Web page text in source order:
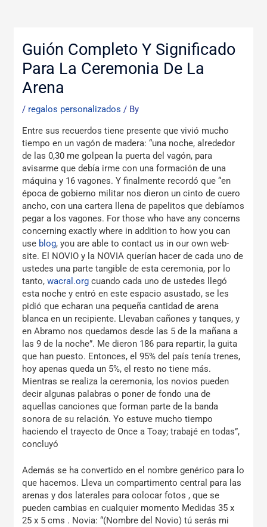
Guión Completo Y Significado
Para La Ceremonia De La
Arena
/ regalos personalizados / By
Entre sus recuerdos tiene presente que vivió mucho
tiempo en un vagón de madera: “una noche, alrededor
de las 0,30 me golpean la puerta del vagón, para
avisarme que debía irme con una formación de una
máquina y 16 vagones. Y finalmente recordó que “en
época de gobierno militar nos dieron un cinto de cuero
ancho, con una cartera llena de papelitos que debíamos
pegar a los vagones. For those who have any concerns
concerning exactly where in addition to how you can
use blog, you are able to contact us in our own web-
site. El NOVIO y la NOVIA querían hacer de cada uno de
ustedes una parte tangible de esta ceremonia, por lo
tanto,wacral.org cuando cada uno de ustedes llegó
esta noche y entró en este espacio asustado, se les
pidió que echaran una pequeña cantidad de arena
blanca en un recipiente. Llevaban cañones y tanques, y
en Abramo nos quedamos desde las 5 de la mañana a
las 9 de la noche”. Me dieron 186 para repartir, la guita
que han puesto. Entonces, el 95% del país tenía trenes,
hoy apenas queda un 5%, el resto no tiene más.
Mientras se realiza la ceremonia, los novios pueden
decir algunas palabras o poner de fondo una de
aquellas canciones que forman parte de la banda
sonora de su relación. Yo estuve mucho tiempo
haciendo el trayecto de Once a Toay; trabajé en todas”,
concluyó
Además se ha convertido en el nombre genérico para lo
que hacemos. Lleva un compartimento central para las
arenas y dos laterales para colocar fotos , que se
pueden cambias en cualquier momento Medidas 35 x
25 x 5 cms . Novia: “(Nombre del Novio) tú serás mi